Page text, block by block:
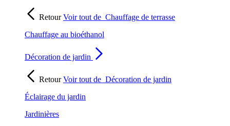
RetourVoir tout de Chauffage de terrasse
Chauffage au bioéthanol
Décoration de jardin
RetourVoir tout de Décoration de jardin
Éclairage du jardin
Jardinières